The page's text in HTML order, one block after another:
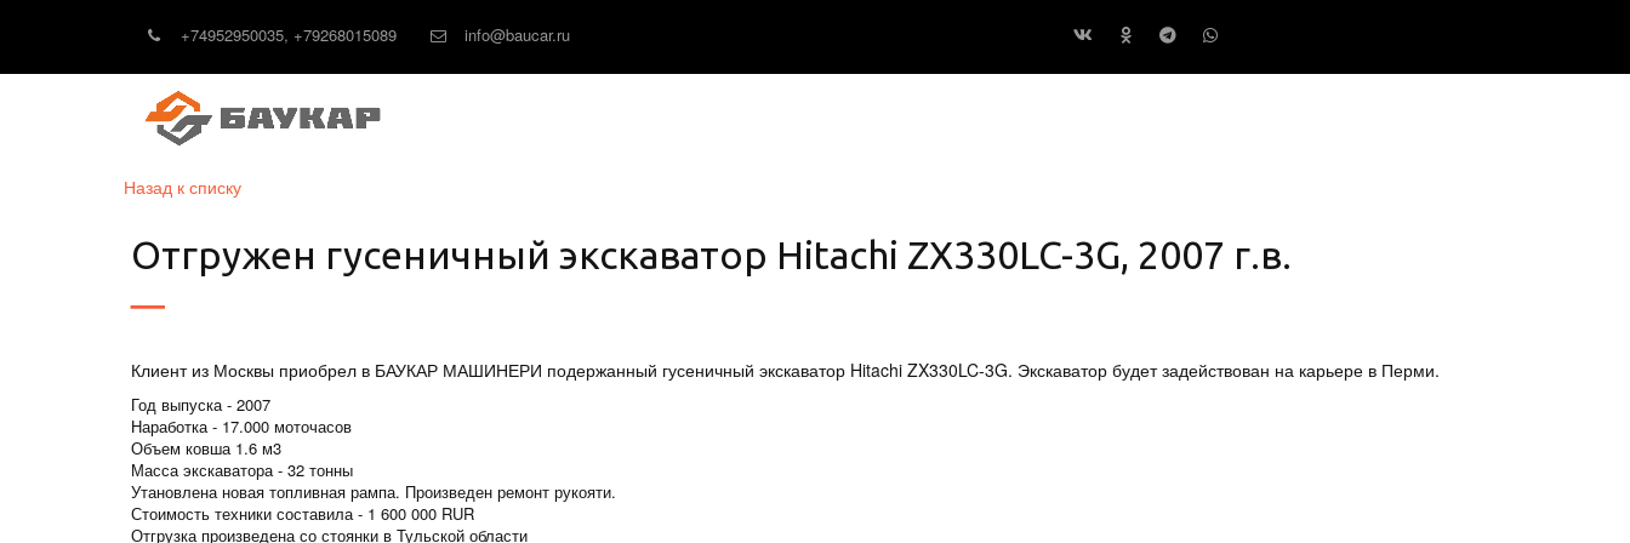
+74952950035, +79268015089 info@baucar.ru
Назад к списку
Отгружен гусеничный экскаватор Hitachi ZX330LC-3G, 2007 г.в.
Клиент из Москвы приобрел в БАУКАР МАШИНЕРИ подержанный гусеничный экскаватор Hitachi ZX330LC-3G. Экскаватор будет задействован на карьере в Перми.
Год выпуска - 2007
Наработка - 17.000 моточасов
Объем ковша 1.6 м3
Масса экскаватора - 32 тонны
Утановлена новая топливная рампа. Произведен ремонт рукояти.
Стоимость техники составила - 1 600 000 RUR
Отгрузка произведена со стоянки в Тульской области